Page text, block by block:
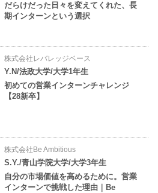
だらけだった日々を変えてくれた、長
期インターンという選択
株式会社レバレッジベース
Y.N/法政大学/大学1年生
初めての営業インターンチャレンジ
【28新卒】
株式会社Be Ambitious
S.Y./青山学院大学/大学3年生
自分の市場価値を高めるために。営業
インターンで挑戦した理由｜Be